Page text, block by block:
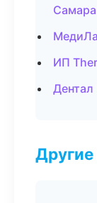
Самара
ИП
Дентал